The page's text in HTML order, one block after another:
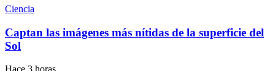
Ciencia
Captan las imágenes más nítidas de la superficie del
Sol